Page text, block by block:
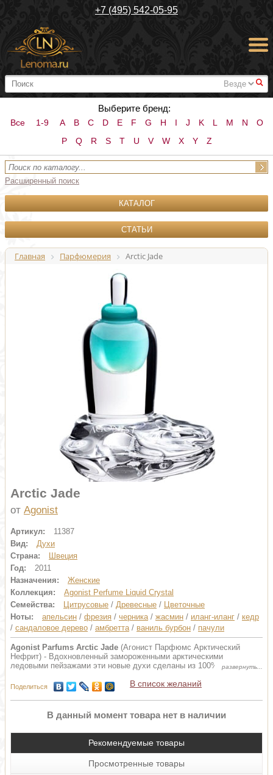
+7 (495) 542-05-95
#
Выберите бренд:
Все 1-9 A B C D E F G H I J K L M N
O
P
Q R S T U V W X Y Z
Расширенный поиск
КАТАЛОГ
СТАТЬИ
Главная Парфюмерия Arctic Jade
Arctic Jade
от Agonist
Артикул:
11387
Вид:
Духи
Страна:
Швеция
Год:
2011
Назначения:
Женские
Коллекция:
Agonist Perfume Liquid Crystal
Семейства:
Цитрусовые / Древесные / Цветочные
Ноты:
апельсин / фрезия / черника/ жасмин / иланг-иланг / кедр
/ сандаловое дерево / амбретта/ ваниль бурбон / пачули
Agonist Parfums Arctic Jade (Агонист Парфюмс Арктический
Нефрит) - Вдохновленный замороженными арктическими
ледовыми пейзажами эти новые духи сделаны из 100%-ых
Верхние ноты: бразильский апельсин, белая фрезия, черника.
Ноты сердца: абсолют египетского жасмина, белыйелый кедр,
иланг-иланг Коморских островов, кедр.
Базовые ноты: индийское сандаловое дерево, амбретта, ваниль
Бурбон, индонезийский пачули.
Измерения: Высота, Ширина, Длина - 12х14х9 см.
Вес: приблизительно 1 кг.
Поделиться В список желаний
В данный момент товара нет в наличии
Рекомендуемые товары
Просмотренные товары